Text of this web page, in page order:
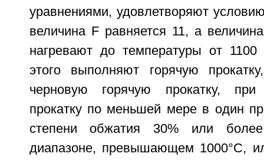
уравнениями, удовлетворяют
величина F равняется 11, а
нагревают до температуры от
этого выполняют горячую
черновую горячую прокатку, при
прокатку по меньшей мере в один
степени обжатия 30% или
диапазоне, превышающем 1000°C,